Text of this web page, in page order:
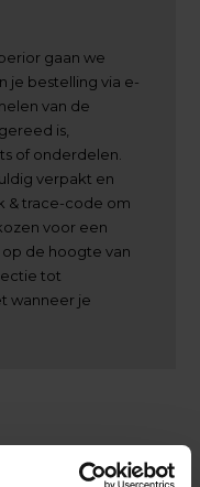
gaan we
je bestelling via e-
van de
is,
of onderdelen.
verpakt en
& trace-code om
voor een
de hoogte van
tot
wanneer je